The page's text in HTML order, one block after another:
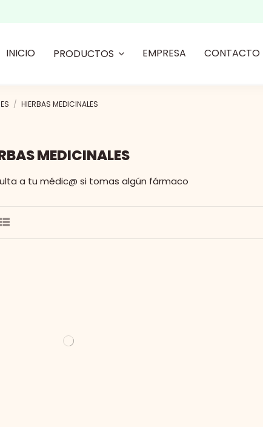
INICIO PRODUCTOS EMPRESA CONTACTO
HIERBAS MEDICINALES
MEDICINALES
a tu médic@ si tomas algún fármaco